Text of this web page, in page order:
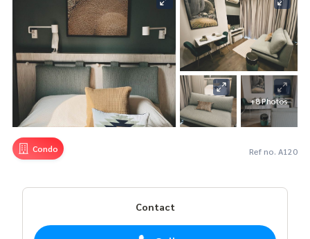
+8 Photos
Condo Ref no. A120
Contact